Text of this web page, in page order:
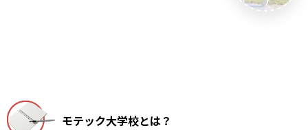
モテック大学校とは？